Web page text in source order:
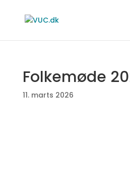
Folkemøde
11. marts 2026